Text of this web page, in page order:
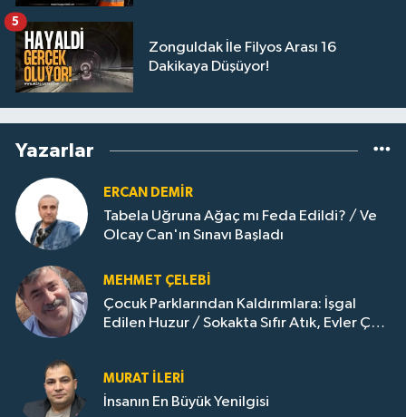
Zonguldak İle Filyos Arası 16
Dakikaya Düşüyor!
5
Yazarlar
ERCAN DEMIR
Tabela Uğruna Ağaç mı Feda Edildi? / Ve
Olcay Can'ın Sınavı Başladı
MEHMET ÇELEBI
Çocuk Parklarından Kaldırımlara: İşgal
Edilen Huzur / Sokakta Sıfır Atık, Evler Çöp
MURAT İLERI
İnsanın En Büyük Yenilgisi